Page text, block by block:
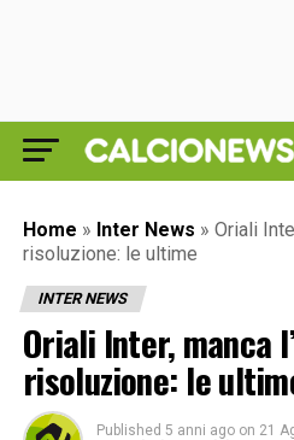
Home » Inter News » Oriali
risoluzione: le ultime
INTER NEWS
Oriali Inter, manca
risoluzione: le
Published 5 anni ago on 21